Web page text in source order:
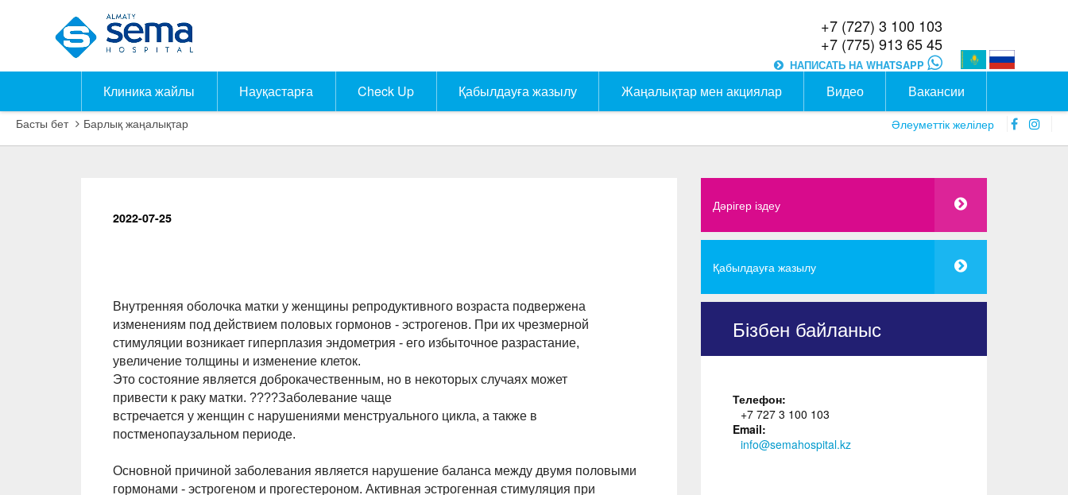
Клиника жайлы Науқастарға Check Up Қабылдауға жазылу Жаңалықтар мен акциялар Видео Вакансии
+7 (727) 3 100 103
+7 (775) 913 65 45
НАПИСАТЬ НА WHATSAPP
Әлеуметтік желілер
Басты бет Барлық жаңалықтар
2022-07-25
Внутренняя оболочка матки у женщины репродуктивного возраста подвержена
изменениям под действием половых гормонов - эстрогенов. При их чрезмерной
стимуляции возникает гиперплазия эндометрия - его избыточное разрастание,
увеличение толщины и изменение клеток.
Это состояние является доброкачественным, но в некоторых случаях может
привести к раку матки. ????Заболевание чаще
встречается у женщин с нарушениями менструального цикла, а также в
постменопаузальном периоде.
Основной причиной заболевания является нарушение баланса между двумя половыми
гормонами - эстрогеном и прогестероном. Активная эстрогенная стимуляция при
Дәрігер іздеу
Қабылдауға жазылу
Бізбен байланыс
Телефон:
+7 727 3 100 103
Email:
info@semahospital.kz